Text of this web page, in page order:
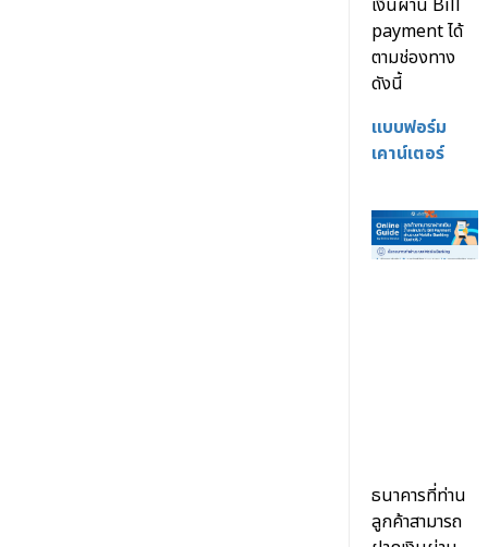
เงินผ่าน Bill
payment ได้
ตามช่องทาง
ดังนี้
แบบฟอร์ม
เคาน์เตอร์
ธนาคารที่ท่าน
ลูกค้าสามารถ